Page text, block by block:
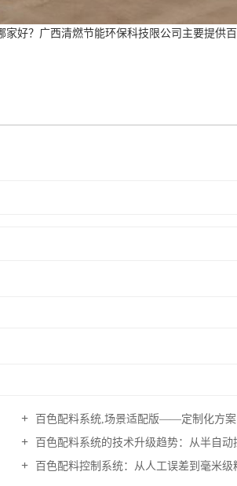
好？广西清燃节能环保科技限公司主要提供
百色配料系统,场景适配版——定制化方案，覆盖全行业配
百色配料系统的技术升级趋势：从半自动控制到全流程智能化的发
百色配料控制系统：从人工误差到毫米级精准，智能化生产的核